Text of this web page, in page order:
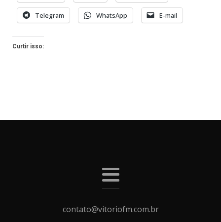
Telegram WhatsApp E-mail
Curtir isso:
contato@vitoriofm.com.br